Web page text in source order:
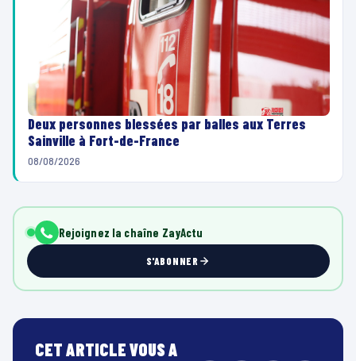
Deux personnes blessées par balles aux Terres
Sainville à Fort-de-France
08/08/2026
Rejoignez la chaîne ZayActu
S'ABONNER
CET ARTICLE VOUS A